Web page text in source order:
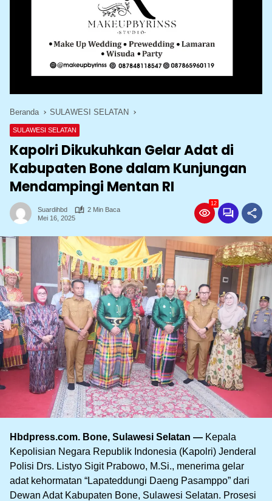
Beranda SULAWESI SELATAN
SULAWESI SELATAN
Kapolri Dikukuhkan Gelar Adat di
Kabupaten Bone dalam Kunjungan
Mendampingi Mentan RI
Suardihbd
2 Min Baca
Mei 16, 2025
12
Hbdpress.com. Bone, Sulawesi Selatan — Kepala
Kepolisian Negara Republik Indonesia (Kapolri) Jenderal
Polisi Drs. Listyo Sigit Prabowo, M.Si., menerima gelar
adat kehormatan “Lapateddungi Daeng Pasamppo” dari
Dewan Adat Kabupaten Bone, Sulawesi Selatan. Prosesi